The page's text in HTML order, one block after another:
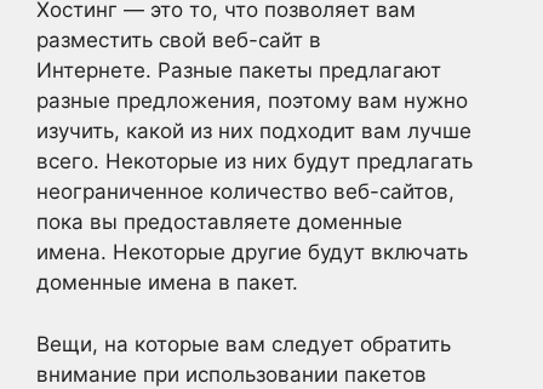
Хостинг — это то, что позволяет вам
разместить свой веб-сайт в
Интернете. Разные пакеты предлагают
разные предложения, поэтому вам нужно
изучить, какой из них подходит вам лучше
всего. Некоторые из них будут предлагать
неограниченное количество веб-сайтов,
пока вы предоставляете доменные
имена. Некоторые другие будут включать
доменные имена в пакет.
Вещи, на которые вам следует обратить
внимание при использовании пакетов